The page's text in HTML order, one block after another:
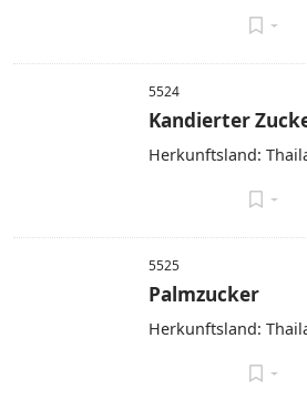
5524
Kandierter
Herkunftsland:
5525
Palmzucker
Herkunftsland: